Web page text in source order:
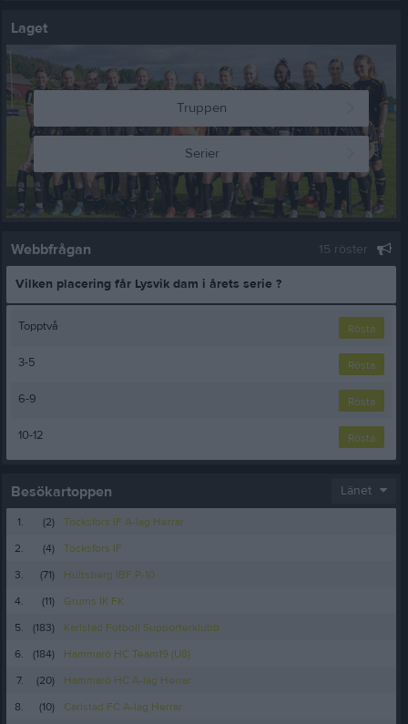
Laget
Truppen
Serier
Webbfrågan 15 röster
Vilken placering får Lysvik dam i årets serie ?
Rösta
Topptvå
Rösta
3-5
Rösta
6-9
Rösta
10-12
Besökartoppen Länet
1. (2)
Töcksfors IF A-lag Herrar
2.
(4)
Töcksfors IF
3.
(71)
Hultsberg IBF P-10
4.
(11)
Grums IK FK
5.
(183)
Karlstad Fotboll Supporterklubb
6.
(184)
Hammarö HC Team19 (U8)
7.
(20)
Hammarö HC A-lag Herrar
8.
(10) Carlstad FC A-lag Herrar